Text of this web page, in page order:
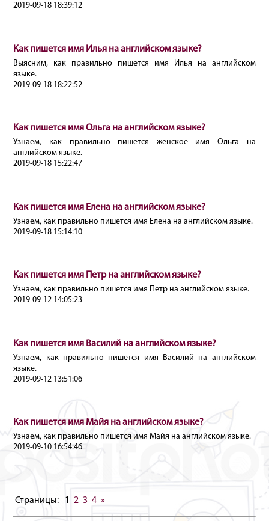
2019-09-18 18:39:12
Как пишется имя Илья на английском языке?
Выясним, как правильно пишется имя Илья на английском
языке.
2019-09-18 18:22:52
Как пишется имя Ольга на английском языке?
Узнаем, как правильно пишется женское имя Ольга на
английском языке.
2019-09-18 15:22:47
Как пишется имя Елена на английском языке?
Узнаем, как правильно пишется имя Елена на английском языке.
2019-09-18 15:14:10
Как пишется имя Петр на английском языке?
Узнаем, как правильно пишется имя Петр на английском языке.
2019-09-12 14:05:23
Как пишется имя Василий на английском языке?
Узнаем, как правильно пишется имя Василий на английском
языке.
2019-09-12 13:51:06
Как пишется имя Майя на английском языке?
Узнаем, как правильно пишется имя Майя на английском языке.
2019-09-10 16:54:46
Страницы: 1 2 3 4 »